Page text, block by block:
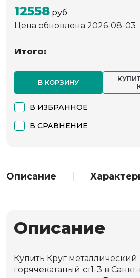
12558 руб
Цена обновлена 2026-08-03
Итого:
В КОРЗИНУ
В ИЗБРАННОЕ
В СРАВНЕНИЕ
Описание
Описание
Купить Круг металлический
горячекатаный ст1-3 в